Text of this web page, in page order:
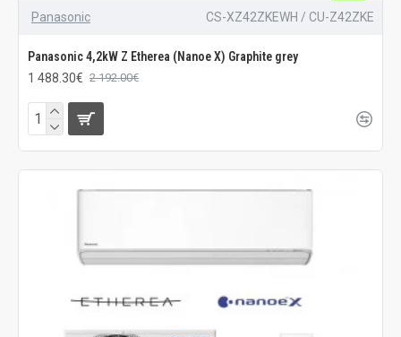
Panasonic CS-XZ42ZKEWH / CU-Z42ZKE
Panasonic 4,2kW Z Etherea (Nanoe X) Graphite grey
1 488.30€ 2 192.00€